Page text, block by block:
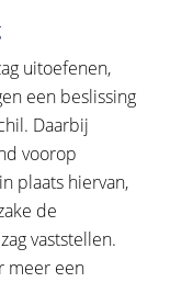
uitoefenen,
een beslissing
Daarbij
voorop
plaats hiervan,
de
vaststellen.
meer een